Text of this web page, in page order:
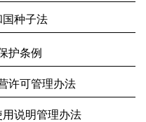
国种子法
护条例
许可管理办法
说明管理办法